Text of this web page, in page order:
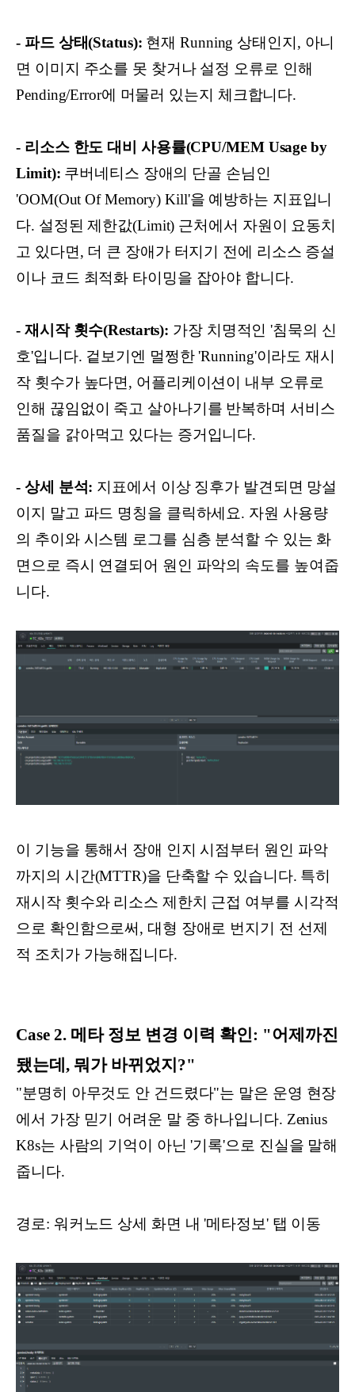
- 파드 상태(Status): 현재 Running 상태인지, 아니
면 이미지 주소를 못 찾거나 설정 오류로 인해
Pending/Error에 머물러 있는지 체크합니다.
- 리소스 한도 대비 사용률(CPU/MEM Usage by
Limit): 쿠버네티스 장애의 단골 손님인
'OOM(Out Of Memory) Kill'을 예방하는 지표입니
다. 설정된 제한값(Limit) 근처에서 자원이 요동치
고 있다면, 더 큰 장애가 터지기 전에 리소스 증설
이나 코드 최적화 타이밍을 잡아야 합니다.
- 재시작 횟수(Restarts): 가장 치명적인 '침묵의 신
호'입니다. 겉보기엔 멀쩡한 'Running'이라도 재시
작 횟수가 높다면, 어플리케이션이 내부 오류로
인해 끊임없이 죽고 살아나기를 반복하며 서비스
품질을 갉아먹고 있다는 증거입니다.
- 상세 분석: 지표에서 이상 징후가 발견되면 망설
이지 말고 파드 명칭을 클릭하세요. 자원 사용량
의 추이와 시스템 로그를 심층 분석할 수 있는 화
면으로 즉시 연결되어 원인 파악의 속도를 높여줍
니다.
이 기능을 통해서 장애 인지 시점부터 원인 파악
까지의 시간(MTTR)을 단축할 수 있습니다. 특히
재시작 횟수와 리소스 제한치 근접 여부를 시각적
으로 확인함으로써, 대형 장애로 번지기 전 선제
적 조치가 가능해집니다.
Case 2. 메타 정보 변경 이력 확인: "어제까진
됐는데, 뭐가 바뀌었지?"
"분명히 아무것도 안 건드렸다"는 말은 운영 현장
에서 가장 믿기 어려운 말 중 하나입니다. Zenius
K8s는 사람의 기억이 아닌 '기록'으로 진실을 말해
줍니다.
경로: 워커노드 상세 화면 내 '메타정보' 탭 이동